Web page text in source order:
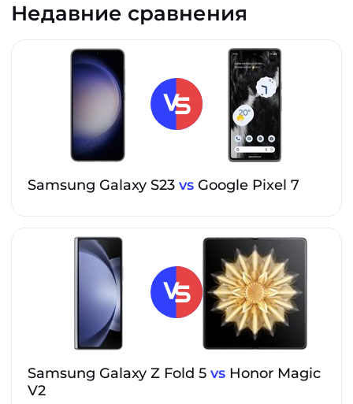
Недавние сравнения
Samsung Galaxy S23 vs Google Pixel 7
Samsung Galaxy Z Fold 5 vs Honor Magic
V2